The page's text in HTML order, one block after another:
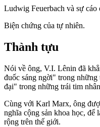
Ludwig Feuerbach và sự
Biện chứng của tự nhiên.
Thành tựu
Nói về ông, V.I. Lênin đã
đuốc sáng ngời" trong
đại" trong những trái tim
Cùng với Karl Marx, ông
nghĩa cộng sản khoa học, để
rộng trên thế giới.